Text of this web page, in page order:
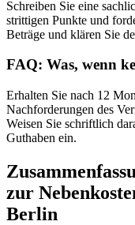
Schreiben Sie eine
strittigen Punkte und
Beträge und klären Sie
FAQ: Was, wenn
Erhalten Sie nach 12
Nachforderungen des
Weisen Sie schriftlich
Guthaben ein.
zur
Berlin